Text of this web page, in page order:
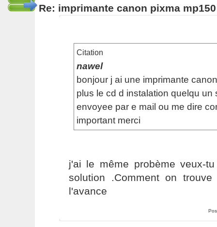
Re: imprimante canon pixma mp150
Citation
nawel
bonjour j ai une imprimante
plus le cd d instalation quelqu un
envoyee par e mail ou me dire
important merci
j'ai le même probème veux-
solution .Comment on
l'avance